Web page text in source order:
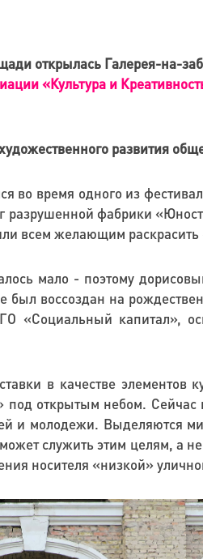
открылась Галерея-на-
«Культура и
развития
во время одного из
разрушенной фабрики
всем желающим раскрасить
мало - поэтому
воссоздан на
«Социальный капитал»,
в качестве
под открытым небом.
и молодежи. Выделяются
служить этим целям, а
носителя «низкой»